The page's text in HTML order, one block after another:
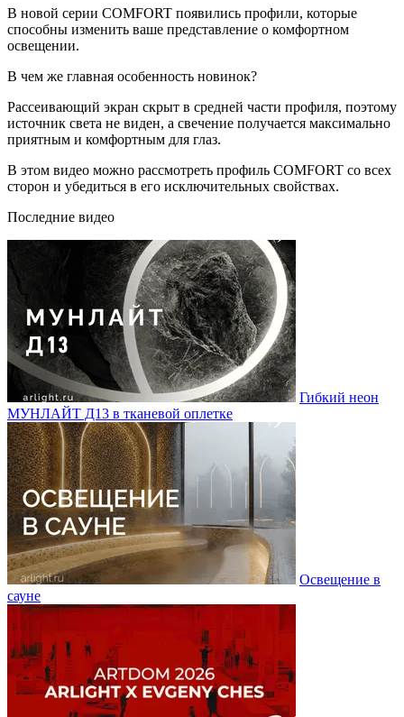
В новой серии COMFORT появились профили, которые
способны изменить ваше представление о комфортном
освещении.
В чем же главная особенность новинок?
Рассеивающий экран скрыт в средней части профиля, поэтому
источник света не виден, а свечение получается максимально
приятным и комфортным для глаз.
В этом видео можно рассмотреть профиль COMFORT со всех
сторон и убедиться в его исключительных свойствах.
Последние видео
Гибкий неон
МУНЛАЙТ Д13 в тканевой оплетке
Освещение в
сауне